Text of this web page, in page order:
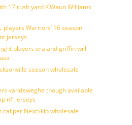
17 rush yard K’Waun Williams
players Warriors’ 16 season
jerseys
players era and griffin will
season wholesale
vandeweghe though available
nfl jerseys
caliper NextSkip wholesale